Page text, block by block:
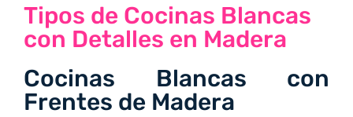
Tipos de Cocinas Blancas
con Detalles en Madera
Cocinas Blancas con
Frentes de Madera